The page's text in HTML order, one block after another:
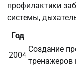
профилактики
системы,
Год
2004
Создание
тренажеров